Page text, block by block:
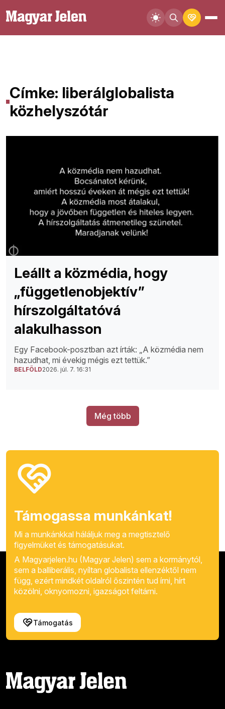
Címke: liberálglobalista
közhelyszótár
Leállt a közmédia, hogy
„függetlenobjektív”
hírszolgáltatóvá
alakulhasson
Egy Facebook-posztban azt írták: „A közmédia nem
hazudhat, mi évekig mégis ezt tettük.”
BELFÖLD2026. júl. 7. 16:31
Még több
Támogassa munkánkat!
Mi a munkánkkal háláljuk meg a megtisztelő
figyelmüket és támogatásukat.
A Magyarjelen.hu (Magyar Jelen) sem a kormánytól,
sem a balliberális, nyíltan globalista ellenzéktől nem
függ, ezért mindkét oldalról őszintén tud írni, hírt
közölni, oknyomozni, igazságot feltárni.
Támogatás